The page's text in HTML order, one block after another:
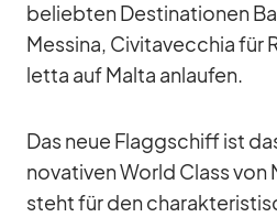
be­lieb­ten De­sti­na­tio­nen
Mes­sina, Ci­vi­ta­vec­chia für
letta auf Malta an­lau­fen.
Das neue Flagg­schiff ist
no­va­ti­ven World Class von
steht für den